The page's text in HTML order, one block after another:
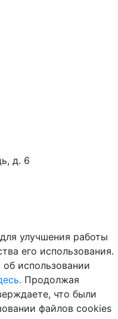
д. 6
улучшения работы
его использования.
использовании
Продолжая
что были
файлов cookies